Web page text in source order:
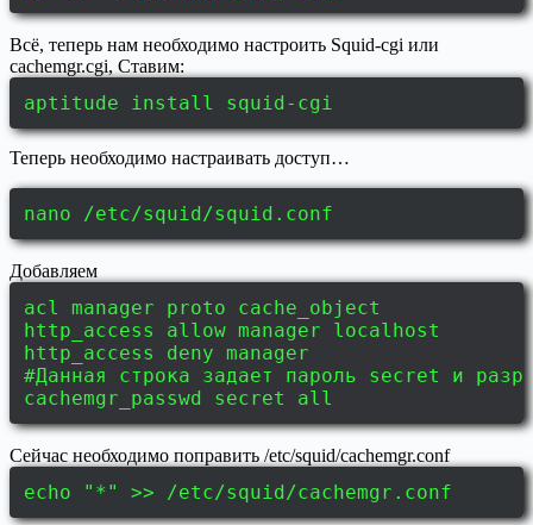
Всё, теперь нам необходимо настроить Squid-cgi или
cachemgr.cgi, Ставим:
aptitude install squid-cgi
Теперь необходимо настраивать доступ…
nano /etc/squid/squid.conf
Добавляем
acl manager proto cache_object
http_access allow manager localhost
http_access deny manager
#Данная строка задает пароль secret и
cachemgr_passwd secret all
Сейчас необходимо поправить /etc/squid/cachemgr.conf
echo "*" >> /etc/squid/cachemgr.conf